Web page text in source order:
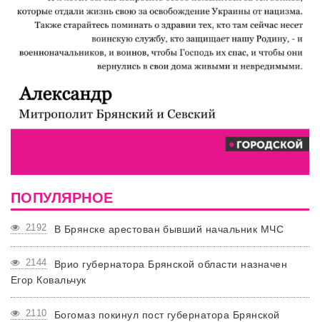
ПОПУЛЯРНОЕ
2192 В Брянске арестован бывший начальник МЧС
2144
Врио губернатора Брянской области назначен
Егор Ковальчук
2110
Богомаз покинул пост губернатора Брянской